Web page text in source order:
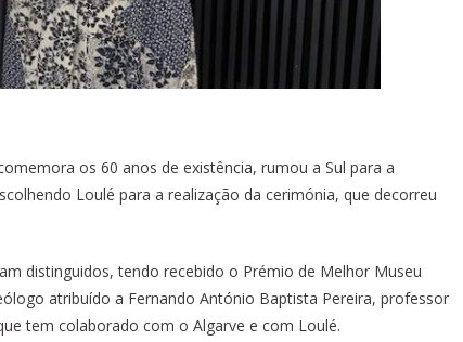
os 60 anos de existência, rumou a Sul para a
Loulé para a realização da cerimónia, que decorreu
distinguidos, tendo recebido o Prémio de Melhor Museu
atribuído a Fernando António Baptista Pereira, professor
tem colaborado com o Algarve e com Loulé.